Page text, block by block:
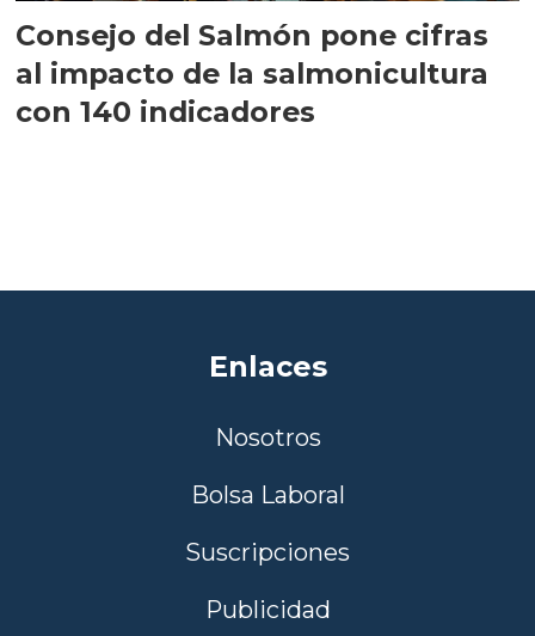
Consejo del Salmón pone cifras
al impacto de la salmonicultura
con 140 indicadores
Enlaces
Nosotros
Bolsa Laboral
Suscripciones
Publicidad